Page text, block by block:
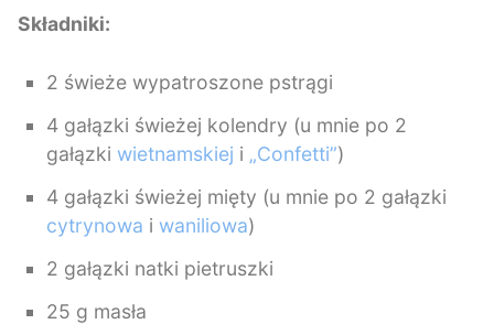
Składniki:
2 świeże wypatroszone pstrągi
4 gałązki świeżej kolendry (u mnie po 2
gałązkiwietnamskiej i „Confetti”)
4 gałązki świeżej mięty (u mnie po 2 gałązki
cytrynowa iwaniliowa)
2 gałązki natki pietruszki
25 g masła